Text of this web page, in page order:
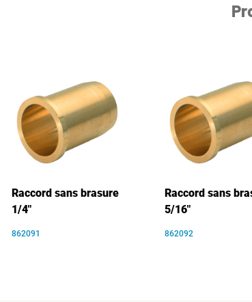
Raccord sans brasure
1/4"
862091
Raccord sans
5/16"
862092